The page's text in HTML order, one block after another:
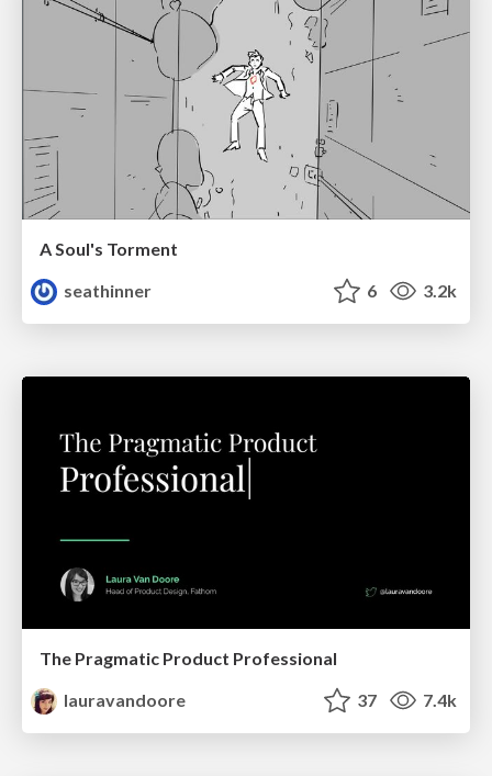
A Soul's Torment
seathinner
6 3.2k
The Pragmatic Product Professional
lauravandoore
37 7.4k